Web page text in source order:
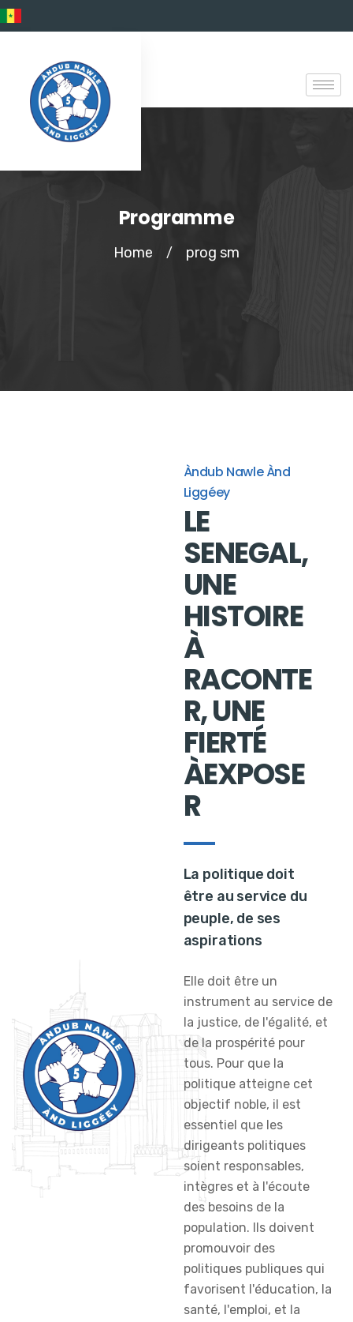
Programme
Home / prog sm
Àndub Nawle Ànd
Liggéey
LE
SENEGAL,
UNE
HISTOIRE
À
RACONTE
R, UNE
FIERTÉ
ÀEXPOSE
R
La politique doit
être au service du
peuple, de ses
aspirations
Elle doit être un
instrument au service de
la justice, de l'égalité, et
de la prospérité pour
tous. Pour que la
politique atteigne cet
objectif noble, il est
essentiel que les
dirigeants politiques
soient responsables,
intègres et à l'écoute
des besoins de la
population. Ils doivent
promouvoir des
politiques publiques qui
favorisent l'éducation, la
santé, l'emploi, et la